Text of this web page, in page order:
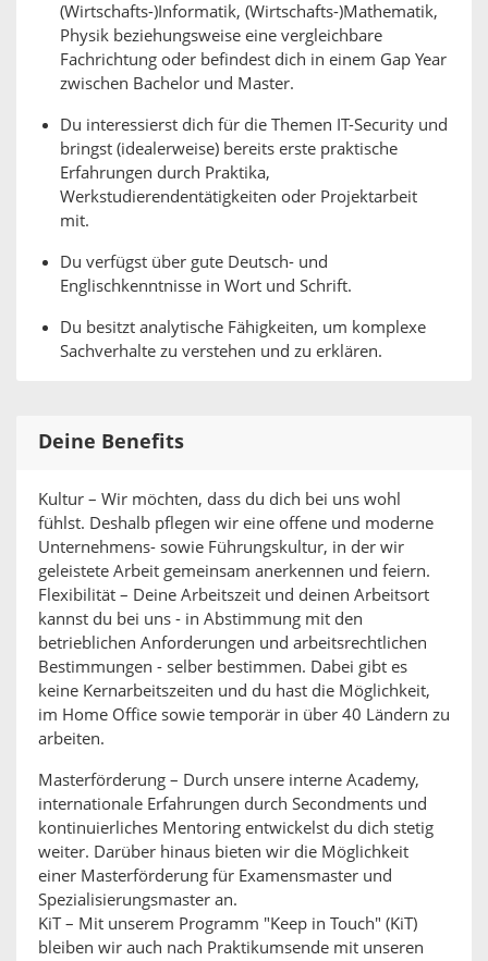
(Wirtschafts-)Informatik, (Wirtschafts-)Mathematik,
Physik beziehungsweise eine vergleichbare
Fachrichtung oder befindest dich in einem Gap Year
zwischen Bachelor und Master.
Du interessierst dich für die Themen IT-Security und
bringst (idealerweise) bereits erste praktische
Erfahrungen durch Praktika,
Werkstudierendentätigkeiten oder Projektarbeit
mit.
Du verfügst über gute Deutsch- und
Englischkenntnisse in Wort und Schrift.
Du besitzt analytische Fähigkeiten, um komplexe
Sachverhalte zu verstehen und zu erklären.
Deine Benefits
Kultur – Wir möchten, dass du dich bei uns wohl
fühlst. Deshalb pflegen wir eine offene und moderne
Unternehmens- sowie Führungskultur, in der wir
geleistete Arbeit gemeinsam anerkennen und feiern.
Flexibilität – Deine Arbeitszeit und deinen Arbeitsort
kannst du bei uns - in Abstimmung mit den
betrieblichen Anforderungen und arbeitsrechtlichen
Bestimmungen - selber bestimmen. Dabei gibt es
keine Kernarbeitszeiten und du hast die Möglichkeit,
im Home Office sowie temporär in über 40 Ländern zu
arbeiten.
Masterförderung – Durch unsere interne Academy,
internationale Erfahrungen durch Secondments und
kontinuierliches Mentoring entwickelst du dich stetig
weiter. Darüber hinaus bieten wir die Möglichkeit
einer Masterförderung für Examensmaster und
Spezialisierungsmaster an.
KiT – Mit unserem Programm "Keep in Touch" (KiT)
bleiben wir auch nach Praktikumsende mit unseren